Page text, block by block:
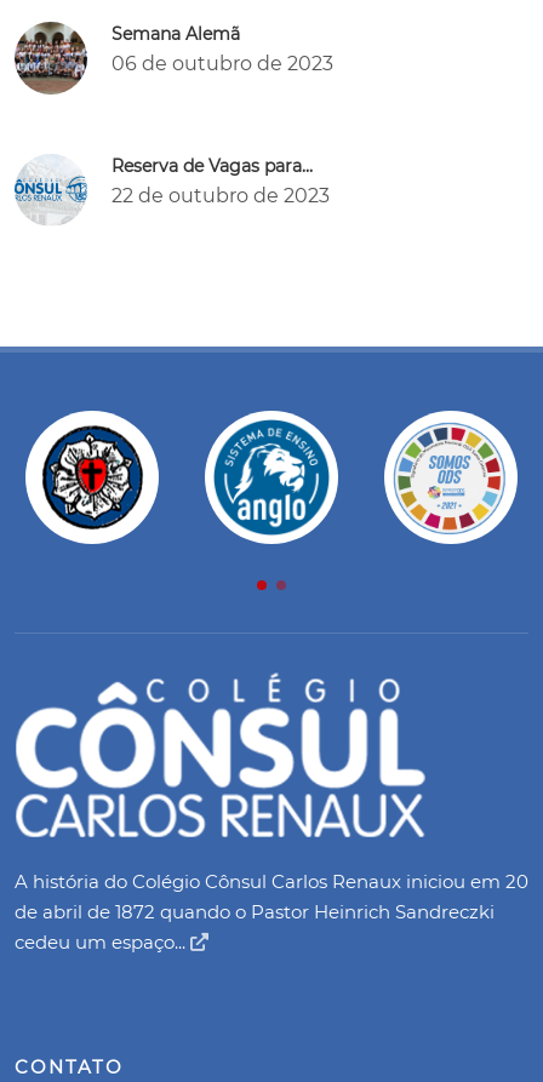
Semana Alemã
06 de outubro de 2023
Reserva de Vagas para...
22 de outubro de 2023
A história do Colégio Cônsul Carlos Renaux iniciou em 20
de abril de 1872 quando o Pastor Heinrich Sandreczki
cedeu um espaço...
CONTATO